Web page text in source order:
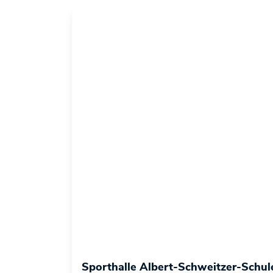
Sporthalle Albert-Schweitzer-